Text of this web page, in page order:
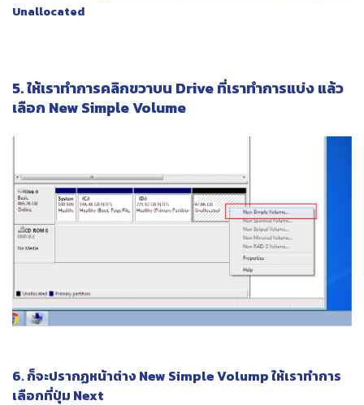
Unallocated
5. ให้เราทำการคลิกขวาบน Drive ที่เราทำการแบ่ง แล้ว
เลือก New Simple Volume
6. ก็จะปรากฏหน้าต่าง New Simple Volump ให้เราทำการ
เลือกที่ปุ่ม Next